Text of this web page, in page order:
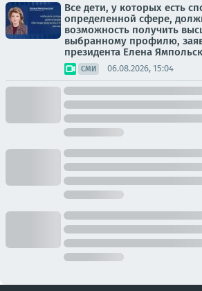
Все дети, у которых есть
определенной сфере,
возможность получить
выбранному профилю,
президента Елена
СМИ 06.08.2026, 15:04